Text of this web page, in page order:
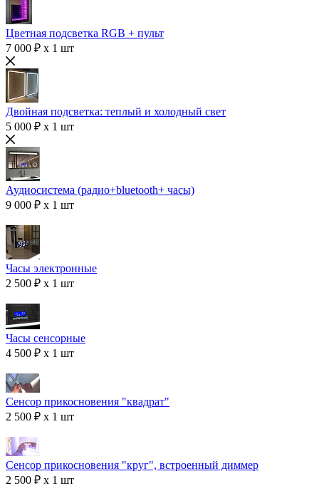
Цветная подсветка RGB + пульт
7 000 ₽ x 1 шт
Двойная подсветка: теплый и холодный свет
5 000 ₽ x 1 шт
Аудиосистема (радио+bluetooth+ часы)
9 000 ₽ x 1 шт
Часы электронные
2 500 ₽ x 1 шт
Часы сенсорные
4 500 ₽ x 1 шт
Сенсор прикосновения "квадрат"
2 500 ₽ x 1 шт
Сенсор прикосновения "круг", встроенный диммер
2 500 ₽ x 1 шт